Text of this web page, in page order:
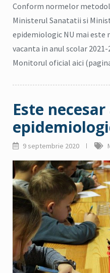
Conform normelor
Ministerul Sanatatii si
epidemiologic NU mai este
vacanta in anul scolar
Monitorul oficial aici
Este
9 septembrie 2020